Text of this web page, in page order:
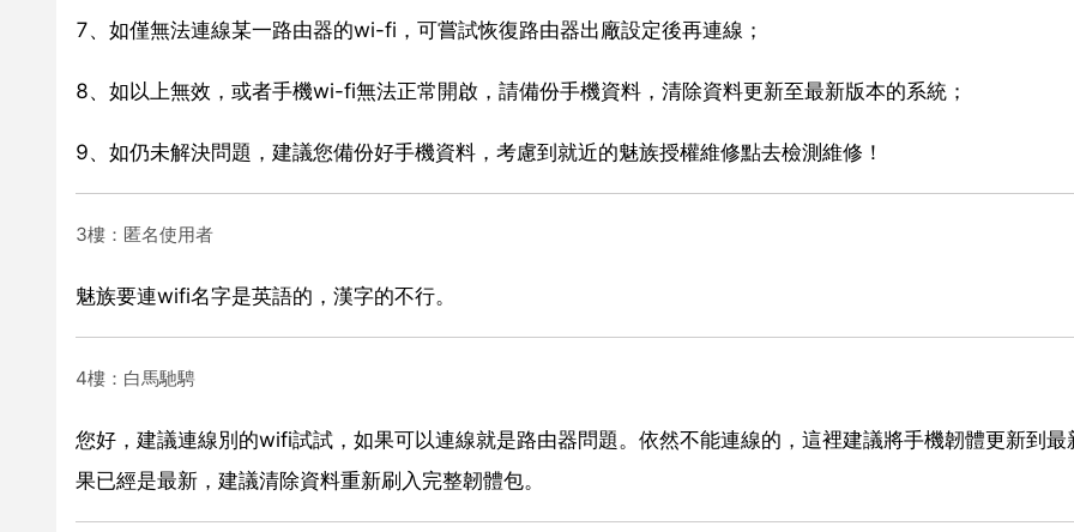
7、如僅無法連線某一路由器的wi-fi，可嘗試恢復路由器出廠設定後再連線；
8、如以上無效，或者手機wi-fi無法正常開啟，請備份手機資料，清除資料更新至最新版本的系統；
9、如仍未解決問題，建議您備份好手機資料，考慮到就近的魅族授權維修點去檢測維修！
3樓：匿名使用者
魅族要連wifi名字是英語的，漢字的不行。
4樓：白馬馳騁
您好，建議連線別的wifi試試，如果可以連線就是路由器問題。依然不能連線的，這裡建議將手機韌體更新到最
果已經是最新，建議清除資料重新刷入完整韌體包。